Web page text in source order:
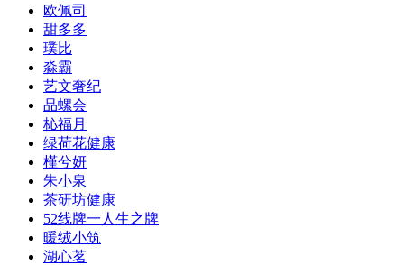
欧佩司
甜多多
璞比
淼霸
艺文奢纪
品螺会
杺福月
绿荷花健康
槿兮妍
朱小泉
茶研坊健康
52线牌一人生之牌
暖绒小筑
湖心茗